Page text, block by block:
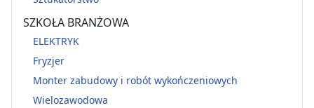
SZKOŁA BRANŻOWA
ELEKTRYK
Fryzjer
Monter zabudowy i robót wykończeniowych
Wielozawodowa